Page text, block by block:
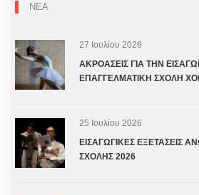
ΝΕΑ
27 Ιουλίου 2026
ΑΚΡΟΑΣΕΙΣ ΓΙΑ ΤΗΝ
ΕΠΑΓΓΕΛΜΑΤΙΚΗ ΣΧΟΛΗ
25 Ιουλίου 2026
ΕΙΣΑΓΩΓΙΚΕΣ ΕΞΕΤΑΣΕΙΣ
ΣΧΟΛΗΣ 2026